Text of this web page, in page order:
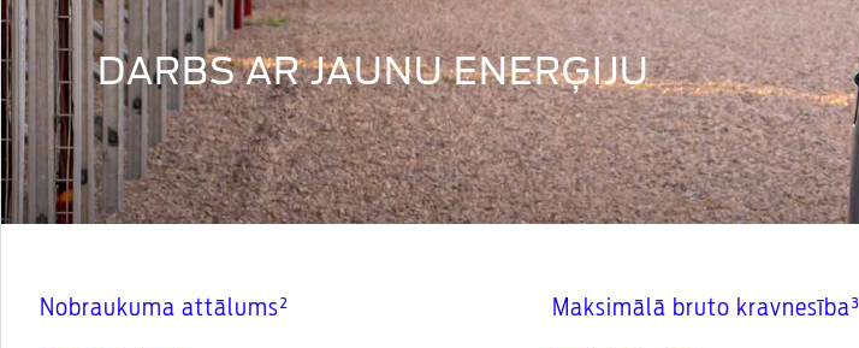
DARBS AR JAUNU ENERĢIJU
Nobraukuma attālums² Maksimālā bruto kravnesība³